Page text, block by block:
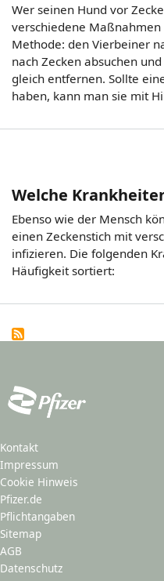
Wer seinen Hund vor
verschiedene
Methode: den Vierbeiner
nach Zecken absuchen
gleich entfernen. Sollte
haben, kann man sie mit
Welche
Ebenso wie der Mensch
einen Zeckenstich mit
infizieren. Die folgenden
Häufigkeit sortiert:
Kontakt
Impressum
Cookie Hinweis
Pfizer.de
Pflichtangaben
Sitemap
AGB
Datenschutz